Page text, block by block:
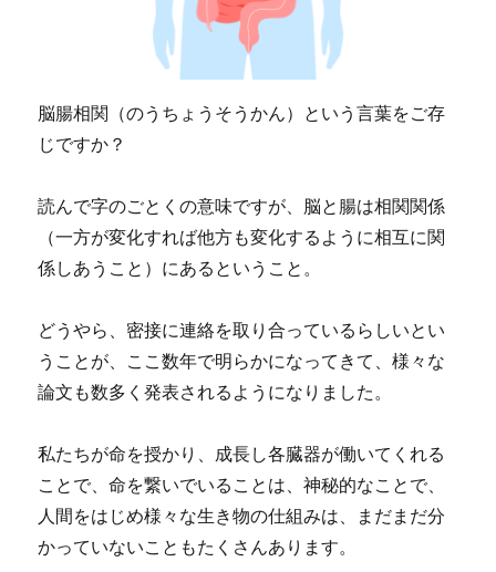
脳腸相関（のうちょうそうかん）という言葉をご存
じですか？
読んで字のごとくの意味ですが、脳と腸は相関関係
（一方が変化すれば他方も変化するように相互に関
係しあうこと）にあるということ。
どうやら、密接に連絡を取り合っているらしいとい
うことが、ここ数年で明らかになってきて、様々な
論文も数多く発表されるようになりました。
私たちが命を授かり、成長し各臓器が働いてくれる
ことで、命を繋いでいることは、神秘的なことで、
人間をはじめ様々な生き物の仕組みは、まだまだ分
かっていないこともたくさんあります。